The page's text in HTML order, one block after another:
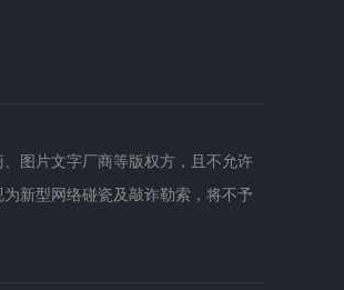
图片文字厂商等版权方，且不允许
新型网络碰瓷及敲诈勒索，将不予